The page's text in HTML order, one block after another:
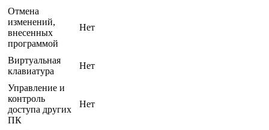
Отмена
изменений,
внесенных
программой
Нет
Виртуальная
клавиатура
Нет
Управление и
контроль
доступа других
ПК
Нет